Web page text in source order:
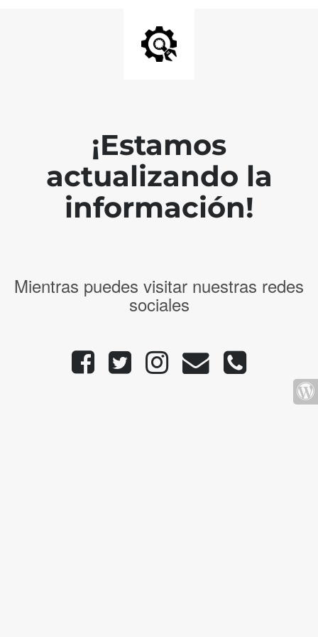
¡Estamos
actualizando la
información!
Mientras puedes visitar nuestras redes
sociales